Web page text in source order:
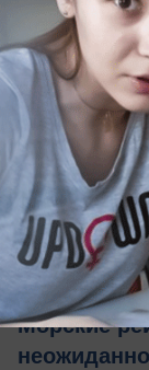
06.06.2026
Общество
Морские